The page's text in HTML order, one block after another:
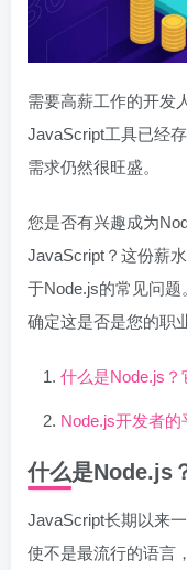
需要高薪工作的开发
JavaScript工具已经
需求仍然很旺盛。
您是否有兴趣成为
JavaScript？这份薪
于Node.js的常见问
确定这是否是您的职
什么是Node.js？
Node.js开发者的
什么是Node.js
JavaScript长期以来
使不是最流行的语言